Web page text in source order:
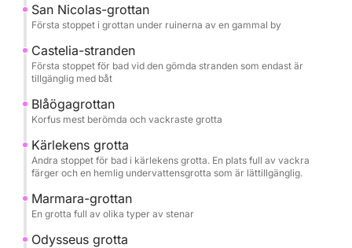
San Nicolas-grottan
Första stoppet i grottan under ruinerna av en gammal by
Castelia-stranden
Första stoppet för bad vid den gömda stranden som endast är
tillgänglig med båt
Blåögagrottan
Korfus mest berömda och vackraste grotta
Kärlekens grotta
Andra stoppet för bad i kärlekens grotta. En plats full av vackra
färger och en hemlig undervattensgrotta som är lättillgänglig.
Marmara-grottan
En grotta full av olika typer av stenar
Odysseus grotta